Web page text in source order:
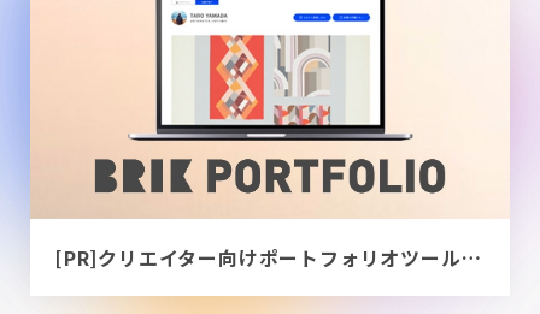
[PR]クリエイター向けポートフォリオツール｜BRIK PORTFOLIO